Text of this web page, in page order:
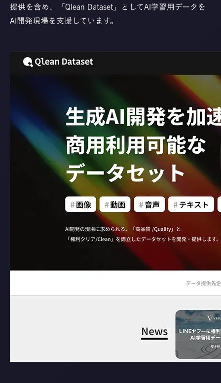
提供を含め、「Qlean Dataset」としてAI学習用データを
AI開発現場を支援しています。